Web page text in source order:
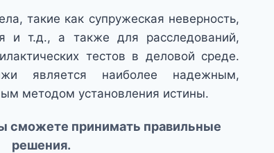
такие как супружеская неверность,
и т.д., а также для расследований,
тестов в деловой среде.
является наиболее надежным,
методом установления истины.
сможете принимать правильные
решения.